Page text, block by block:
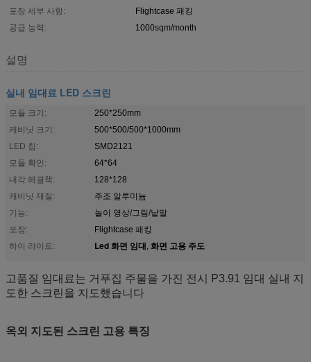
포장 세부 사항:
Flightcase 패킹
공급 능력:
1000sqm/month
설명
실내 임대료 LED 스크린
모듈 크기:
250*250mm
캐비닛 크기:
500*500/500*1000mm
LED 칩:
SMD2121
모듈 확인:
64*64
내각 해결책:
128*128
캐비닛 재질:
주조 알루미늄
기능:
놀이 영상/그림/낱말
포장:
Flightcase 패킹
하이 라이트:
Led 화면 임대, 화면 고용 주도
고품질 임대료는 거푸집 주물을 가진 전시 P3.91 임대 실내 지
도한 스크린을 지도했습니다
옥외 지도된 스크린 고용 특징